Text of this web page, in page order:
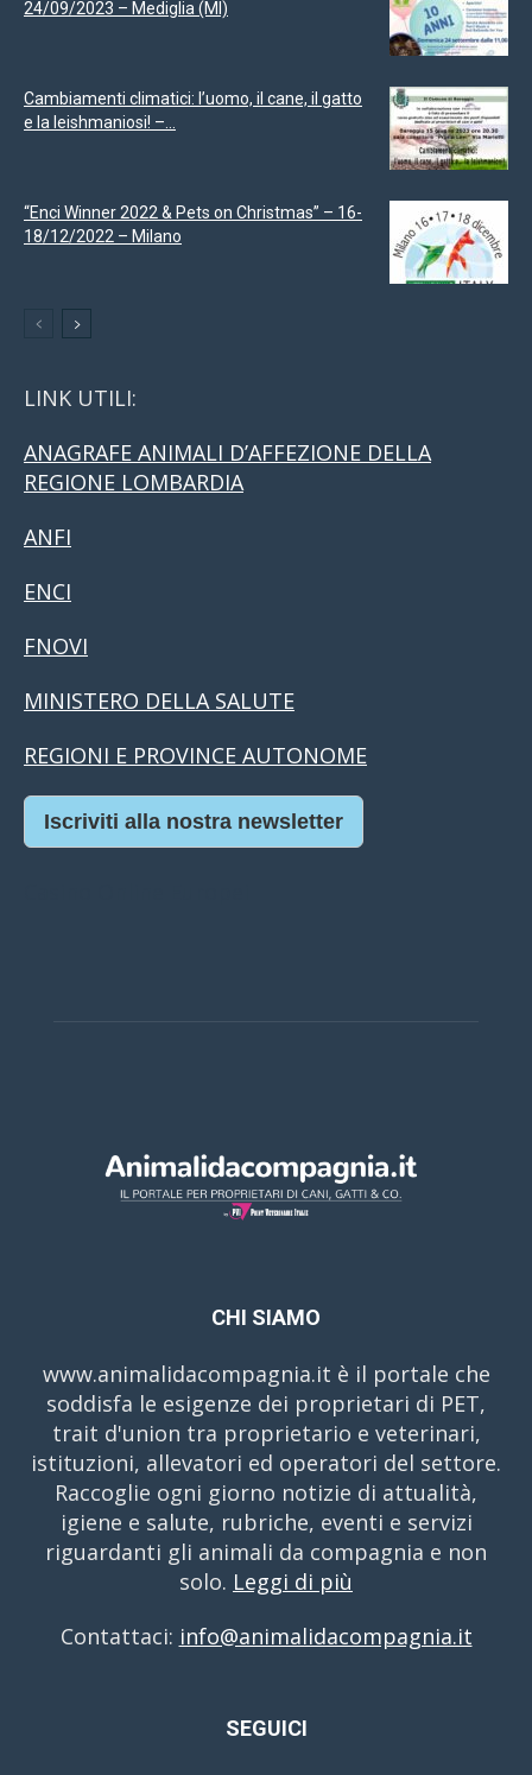
24/09/2023 – Mediglia (MI)
Cambiamenti climatici: l’uomo, il cane, il gatto
e la leishmaniosi! –...
“Enci Winner 2022 & Pets on Christmas” – 16-
18/12/2022 – Milano
LINK UTILI:
ANAGRAFE ANIMALI D’AFFEZIONE DELLA
REGIONE LOMBARDIA
ANFI
ENCI
FNOVI
MINISTERO DELLA SALUTE
REGIONI E PROVINCE AUTONOME
Iscriviti alla nostra newsletter
CHI SIAMO
www.animalidacompagnia.it è il portale che
soddisfa le esigenze dei proprietari di PET,
trait d'union tra proprietario e veterinari,
istituzioni, allevatori ed operatori del settore.
Raccoglie ogni giorno notizie di attualità,
igiene e salute, rubriche, eventi e servizi
riguardanti gli animali da compagnia e non
solo. Leggi di più
Contattaci: info@animalidacompagnia.it
SEGUICI